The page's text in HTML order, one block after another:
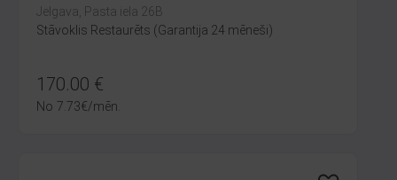
Jelgava, Pasta iela 26B
Stāvoklis Restaurēts (Garantija 24 mēneši)
170.00 €
No 7.73€/mēn.